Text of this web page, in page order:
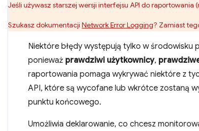
Jeśli używasz starszej wersji interfejsu API do raportowania
Szukasz dokumentacji Network Error Logging? Zamiast
Niektóre błędy występują tylko w środowisku
ponieważ prawdziwi użytkownicy,
raportowania pomaga wykrywać niektóre z
API, które są wycofane lub wkrótce zostaną
punktu końcowego.
Umożliwia deklarowanie, co chcesz